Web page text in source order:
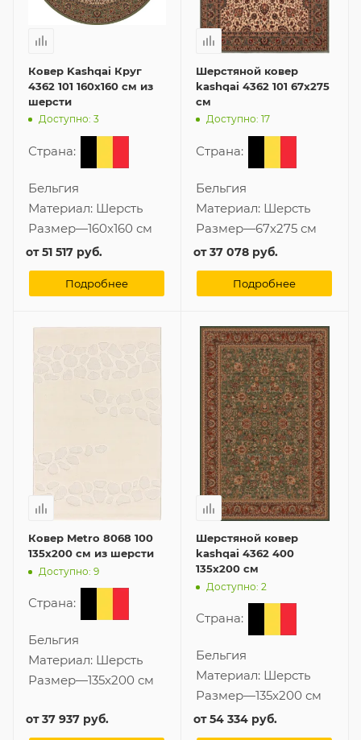
Ковер Kashqai Круг
4362 101 160x160 см из
шерсти
Доступно: 3
Страна:
Бельгия
Материал: Шерсть
Размер—160x160 см
от51 517 руб.
Подробнее
Шерстяной ковер
kashqai 4362 101 67x275
см
Доступно: 17
Страна:
Бельгия
Материал: Шерсть
Размер—67x275 см
от37 078 руб.
Подробнее
Ковер Metro 8068 100
135x200 см из шерсти
Доступно: 9
Страна:
Бельгия
Материал: Шерсть
Размер—135x200 см
от37 937 руб.
Шерстяной ковер
kashqai 4362 400
135x200 см
Доступно: 2
Страна:
Бельгия
Материал: Шерсть
Размер—135x200 см
от54 334 руб.